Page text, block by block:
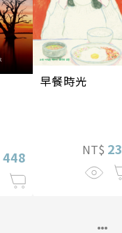
448
早餐時光
NT$